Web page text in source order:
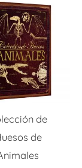
de
de